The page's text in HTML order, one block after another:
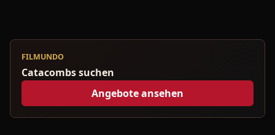
FILMUNDO
Catacombs suchen
Angebote ansehen